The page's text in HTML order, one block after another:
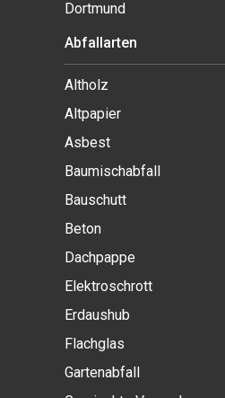
Dortmund
Abfallarten
Altholz
Altpapier
Asbest
Baumischabfall
Bauschutt
Beton
Dachpappe
Elektroschrott
Erdaushub
Flachglas
Gartenabfall